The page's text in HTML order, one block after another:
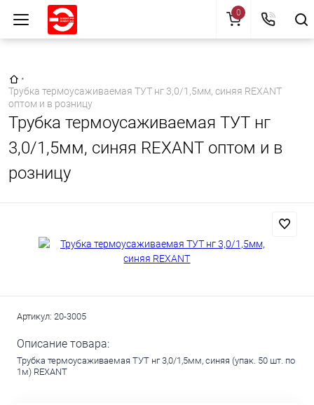
Главная страница
•
Трубка термоусаживаемая ТУТ нг 3,0/1,5мм, синяя REXANT
оптом и в розницу
Трубка термоусаживаемая ТУТ нг
3,0/1,5мм, синяя REXANT оптом и в
розницу
Артикул: 20-3005
Описание товара:
Трубка термоусаживаемая ТУТ нг 3,0/1,5мм, синяя (упак. 50 шт. по
1м) REXANT
0